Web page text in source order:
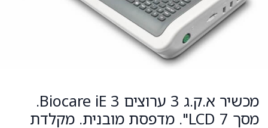
מכשיר א.ק.ג 3 ערוצים Biocare iE 3.
מסך LCD 7". מדפסת מובנית. מקלדת